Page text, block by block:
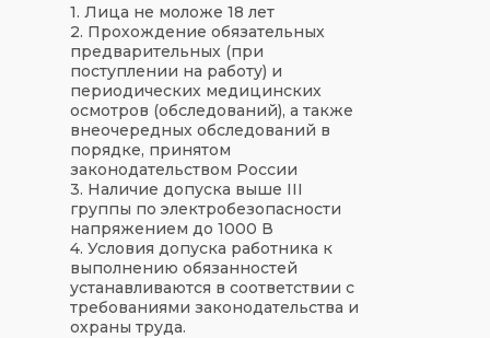
1. Лица не моложе 18 лет
2. Прохождение обязательных
предварительных (при
поступлении на работу) и
периодических медицинских
осмотров (обследований), а также
внеочередных обследований в
порядке, принятом
законодательством России
3. Наличие допуска выше III
группы по электробезопасности
напряжением до 1000 В
4. Условия допуска работника к
выполнению обязанностей
устанавливаются в соответствии с
требованиями законодательства и
охраны труда.